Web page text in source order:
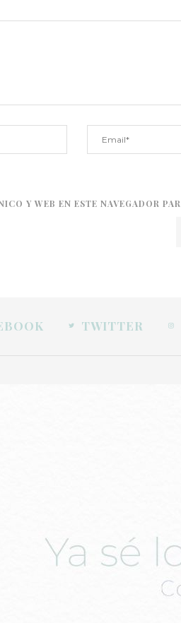
Y WEB EN ESTE NAVEGADOR
TWITTER